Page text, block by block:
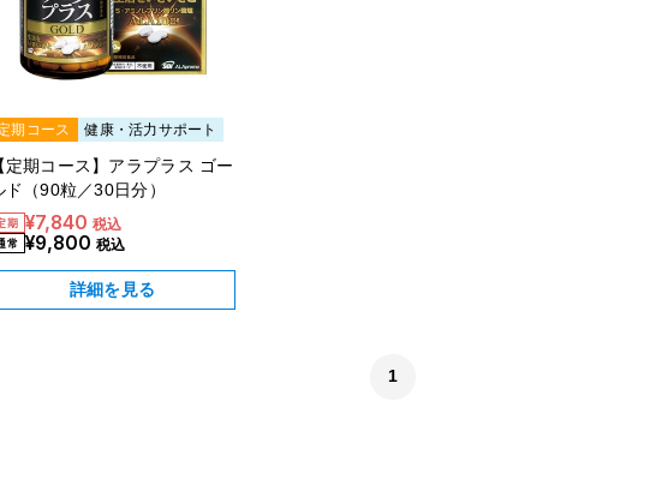
期コース 健康・活力サポート
定期コース】アラプラス ゴー
ド（90粒／30日分）
¥7,840 税込
¥9,800 税込
詳細を見る
1